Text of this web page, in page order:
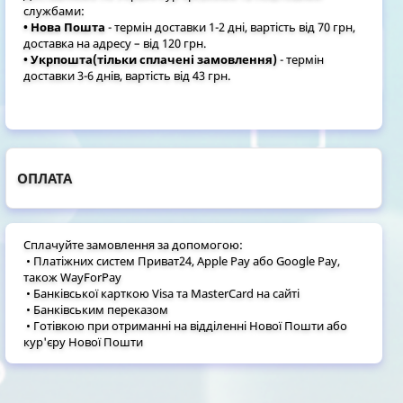
службами:
• Нова Пошта - термін доставки 1-2 дні, вартість від 70 грн,
доставка на адресу – від 120 грн.
• Укрпошта(тільки сплачені замовлення)- термін
доставки 3-6 днів, вартість від 43 грн.
ОПЛАТА
Сплачуйте замовлення за допомогою:
• Платіжних систем Приват24, Apple Pay або Google Pay,
також WayForPay
• Банківської карткою Visa та MasterCard на сайті
• Банківським переказом
• Готівкою при отриманні на відділенні Нової Пошти або
кур'єру Нової Пошти